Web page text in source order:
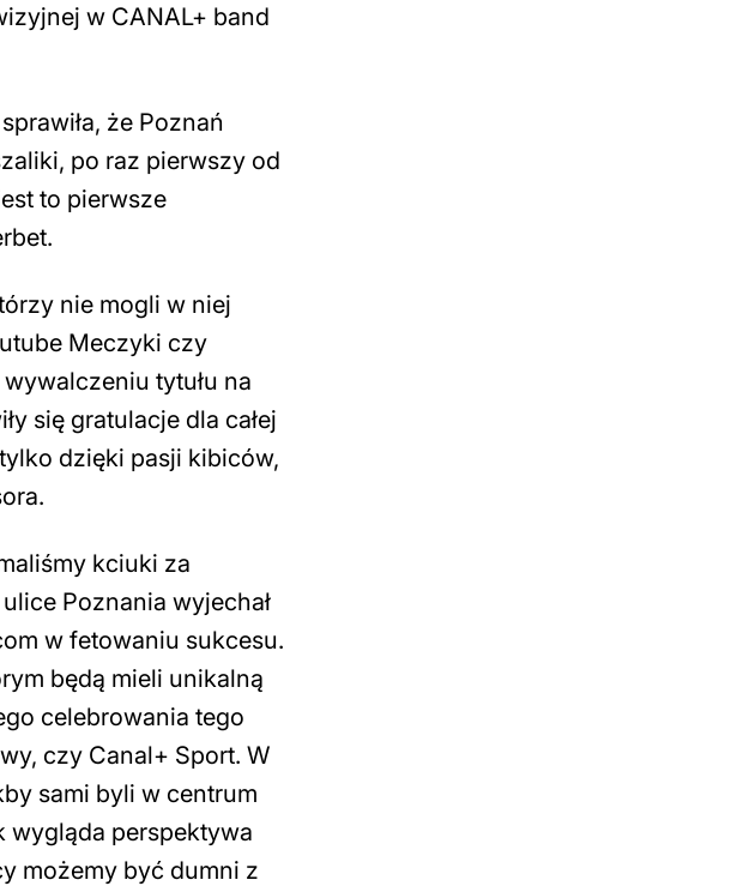
w CANAL+ band
że Poznań
po raz pierwszy od
to pierwsze
nie mogli w niej
Meczyki czy
tytułu na
się gratulacje dla całej
dzięki pasji kibiców,
kciuki za
Poznania wyjechał
w fetowaniu sukcesu.
będą mieli unikalną
celebrowania tego
czy Canal+ Sport. W
sami byli w centrum
wygląda perspektywa
możemy być dumni z